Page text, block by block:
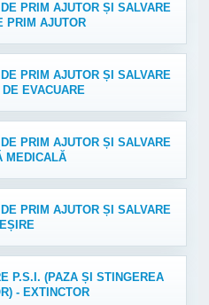
PRIM AJUTOR ȘI SALVARE
PRIM AJUTOR
PRIM AJUTOR ȘI SALVARE
EVACUARE
PRIM AJUTOR ȘI SALVARE
MEDICALĂ
PRIM AJUTOR ȘI SALVARE
P.S.I. (PAZA ȘI STINGEREA
- EXTINCTOR